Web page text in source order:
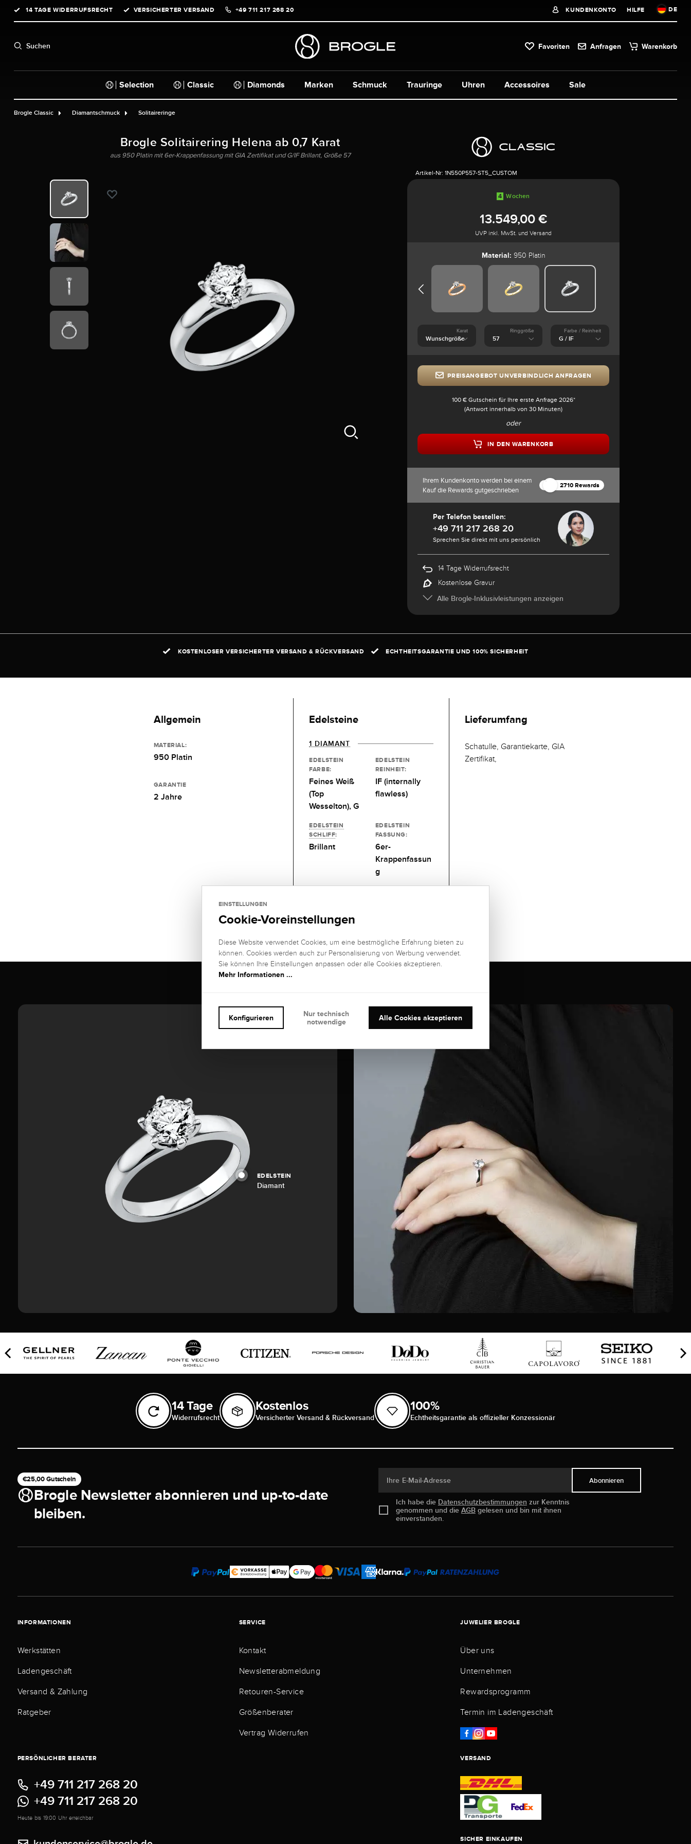
Zur Hauptnavigation springen
14 TAGE WIDERRUFSRECHT VERSICHERTER VERSAND +49 711 217 268 20 KUNDENKONTO HILFE DE
Suchen Favoriten Anfragen Warenkorb
Selection Classic Diamonds Marken Schmuck Uhren Accessoires Sale
Trauringe
Brogle Classic Diamantschmuck Solitaireringe
Brogle Solitairering Helena ab 0,7 Karat
aus 950 Platin mit 6er-Krappenfassung mit GIA Zertifikat und G/IF Brillant, Größe 57
Artikel-Nr: 1N550P557-ST5_CUSTOM
4 Wochen
13.549,00 €
UVP inkl. MwSt. und Versand
Material: 950 Platin
Karat Ringgröße Farbe / Reinheit
PREISANGEBOT UNVERBINDLICH ANFRAGEN
100 € Gutschein für Ihre erste Anfrage 2026*
(Antwort innerhalb von 30 Minuten)
oder
IN DEN WARENKORB
Ihrem Kundenkonto werden bei einem
Kauf die Rewards gutgeschrieben
2710 Rewards
Per Telefon bestellen:
+49 711 217 268 20
Sprechen Sie direkt mit uns persönlich
14 Tage Widerrufsrecht
Kostenlose Gravur
Alle Brogle-Inklusivleistungen anzeigen
KOSTENLOSER VERSICHERTER VERSAND & RÜCKVERSAND ECHTHEITSGARANTIE UND 100% SICHERHEIT
Allgemein
MATERIAL:
950 Platin
GARANTIE
2 Jahre
Edelsteine
1 DIAMANT
EDELSTEIN
FARBE:
Feines Weiß
(Top
Wesselton), G
EDELSTEIN
REINHEIT:
IF (internally
flawless)
EDELSTEIN
SCHLIFF:
Brillant
EDELSTEIN
FASSUNG:
6er-
Krappenfassun
g
Lieferumfang
Schatulle, Garantiekarte, GIA
Zertifikat,
EDELSTEIN
Diamant
14 Tage
Widerrufsrecht
Kostenlos
Versicherter Versand & Rückversand
100%
Echtheitsgarantie als offizieller Konzessionär
€25,00 Gutschein
Brogle Newsletter abonnieren und up-to-date
bleiben.
Ihre E-Mail-Adresse
Ich habe die Datenschutzbestimmungen zur Kenntnis
genommen und die AGBgelesen und bin mit ihnen
einverstanden.
Abonnieren
INFORMATIONEN
Werkstätten
Ladengeschäft
Versand & Zahlung
Ratgeber
SERVICE
Kontakt
Newsletterabmeldung
Retouren-Service
Größenberater
Vertrag Widerrufen
JUWELIER BROGLE
Über uns
Unternehmen
Rewardsprogramm
Termin im Ladengeschäft
PERSÖNLICHER BERATER
+49 711 217 268 20
+49 711 217 268 20
Heute bis 19:00 Uhr erreichbar
VERSAND
SICHER EINKAUFEN
EINSTELLUNGEN
Cookie-Voreinstellungen
Diese Website verwendet Cookies, um eine bestmögliche Erfahrung bieten zu
können. Cookies werden auch zur Personalisierung von Werbung verwendet.
Sie können Ihre Einstellungen anpassen oder alle Cookies akzeptieren.
Mehr Informationen ...
Alle Cookies akzeptieren
Konfigurieren
Nur technisch
notwendige